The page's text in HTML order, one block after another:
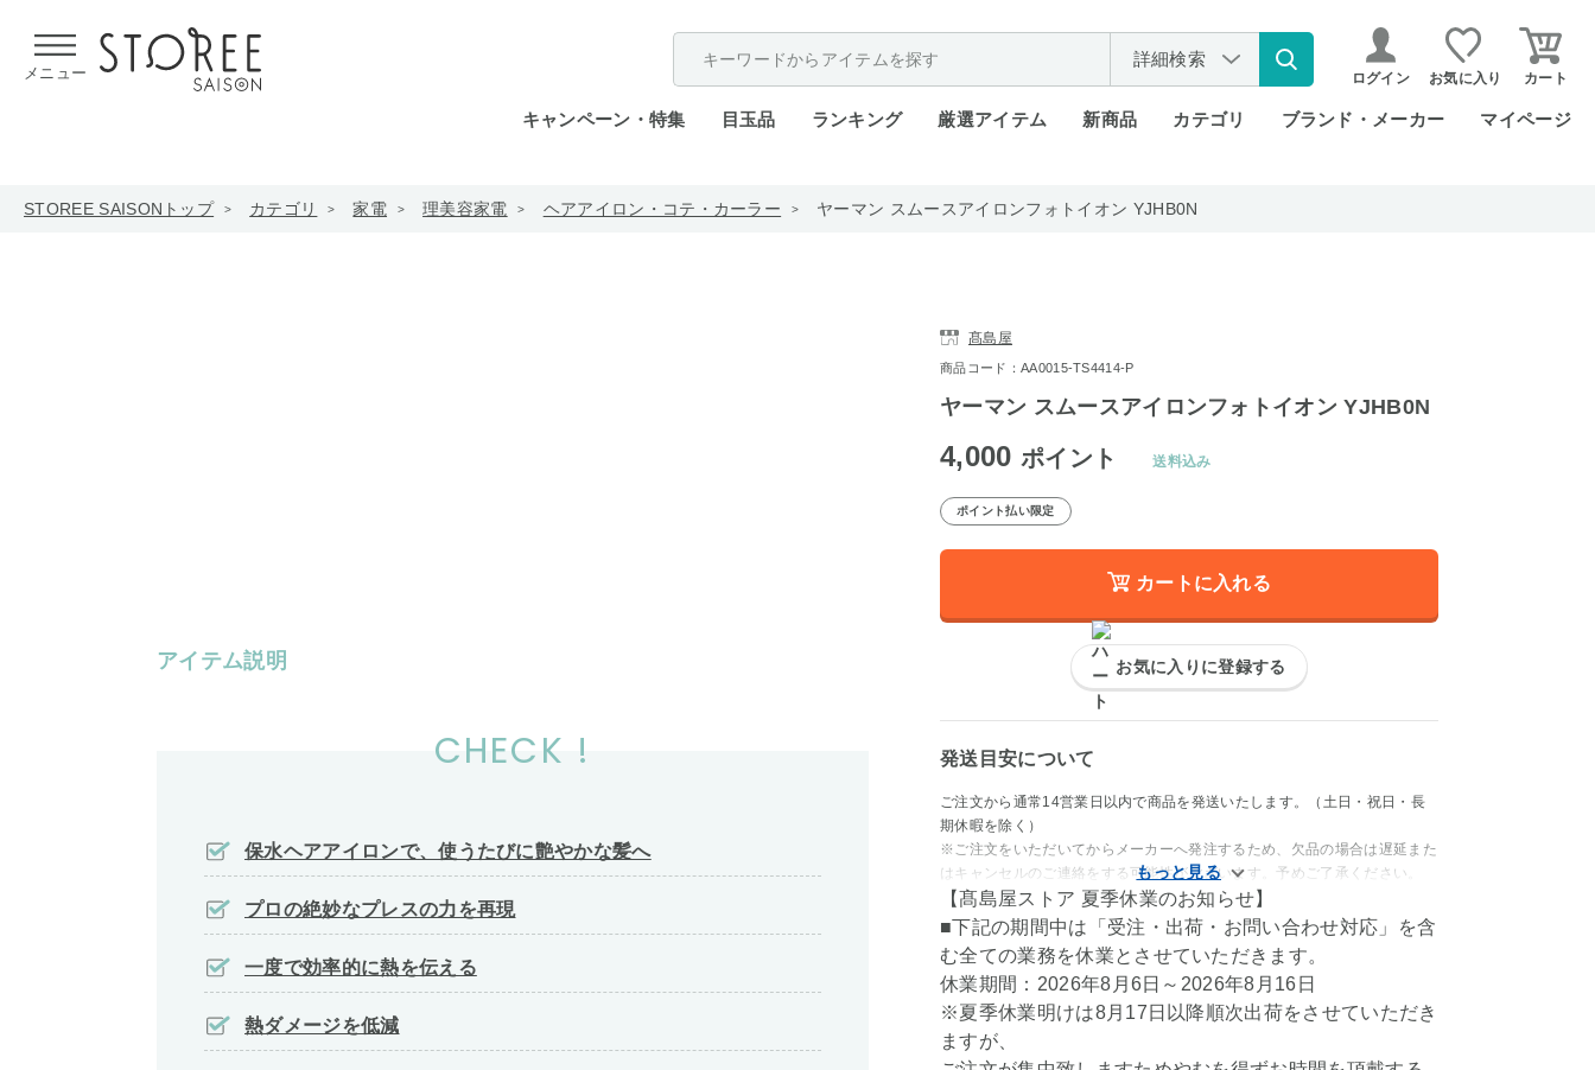
メニュー
詳細検索
ログイン お気に入り カート
キャンペーン・特集 目玉品 ランキング 厳選アイテム 新商品 カテゴリ ブランド・メーカー マイページ
STOREE SAISONトップ カテゴリ 家電 理美容家電 ヘアアイロン・コテ・カーラー ヤーマン スムースアイロンフォトイオン YJHB0N
アイテム説明
CHECK !
保水ヘアアイロンで、使うたびに艶やかな髪へ
プロの絶妙なプレスの力を再現
一度で効率的に熱を伝える
熱ダメージを低減
髙島屋
商品コード：AA0015-TS4414-P
ヤーマン スムースアイロンフォトイオン YJHB0N
4,000 ポイント 送料込み
ポイント払い限定
カートに入れる
お気に入りに登録する
発送目安について
ご注文から通常14営業日以内で商品を発送いたします。（土日・祝日・長
期休暇を除く）
※ご注文をいただいてからメーカーへ発注するため、欠品の場合は遅延また
はキャンセルのご連絡をする可能性がございます。予めご了承ください。
【髙島屋ストア 夏季休業のお知らせ】
■下記の期間中は「受注・出荷・お問い合わせ対応」を含
む全ての業務を休業とさせていただきます。
休業期間：2026年8月6日～2026年8月16日
※夏季休業明けは8月17日以降順次出荷をさせていただき
ますが、